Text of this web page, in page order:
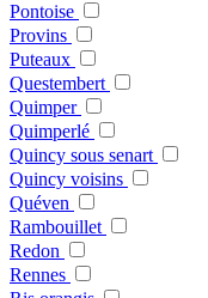
Pontoise
Provins
Puteaux
Questembert
Quimper
Quimperlé
Quincy sous senart
Quincy voisins
Quéven
Rambouillet
Redon
Rennes